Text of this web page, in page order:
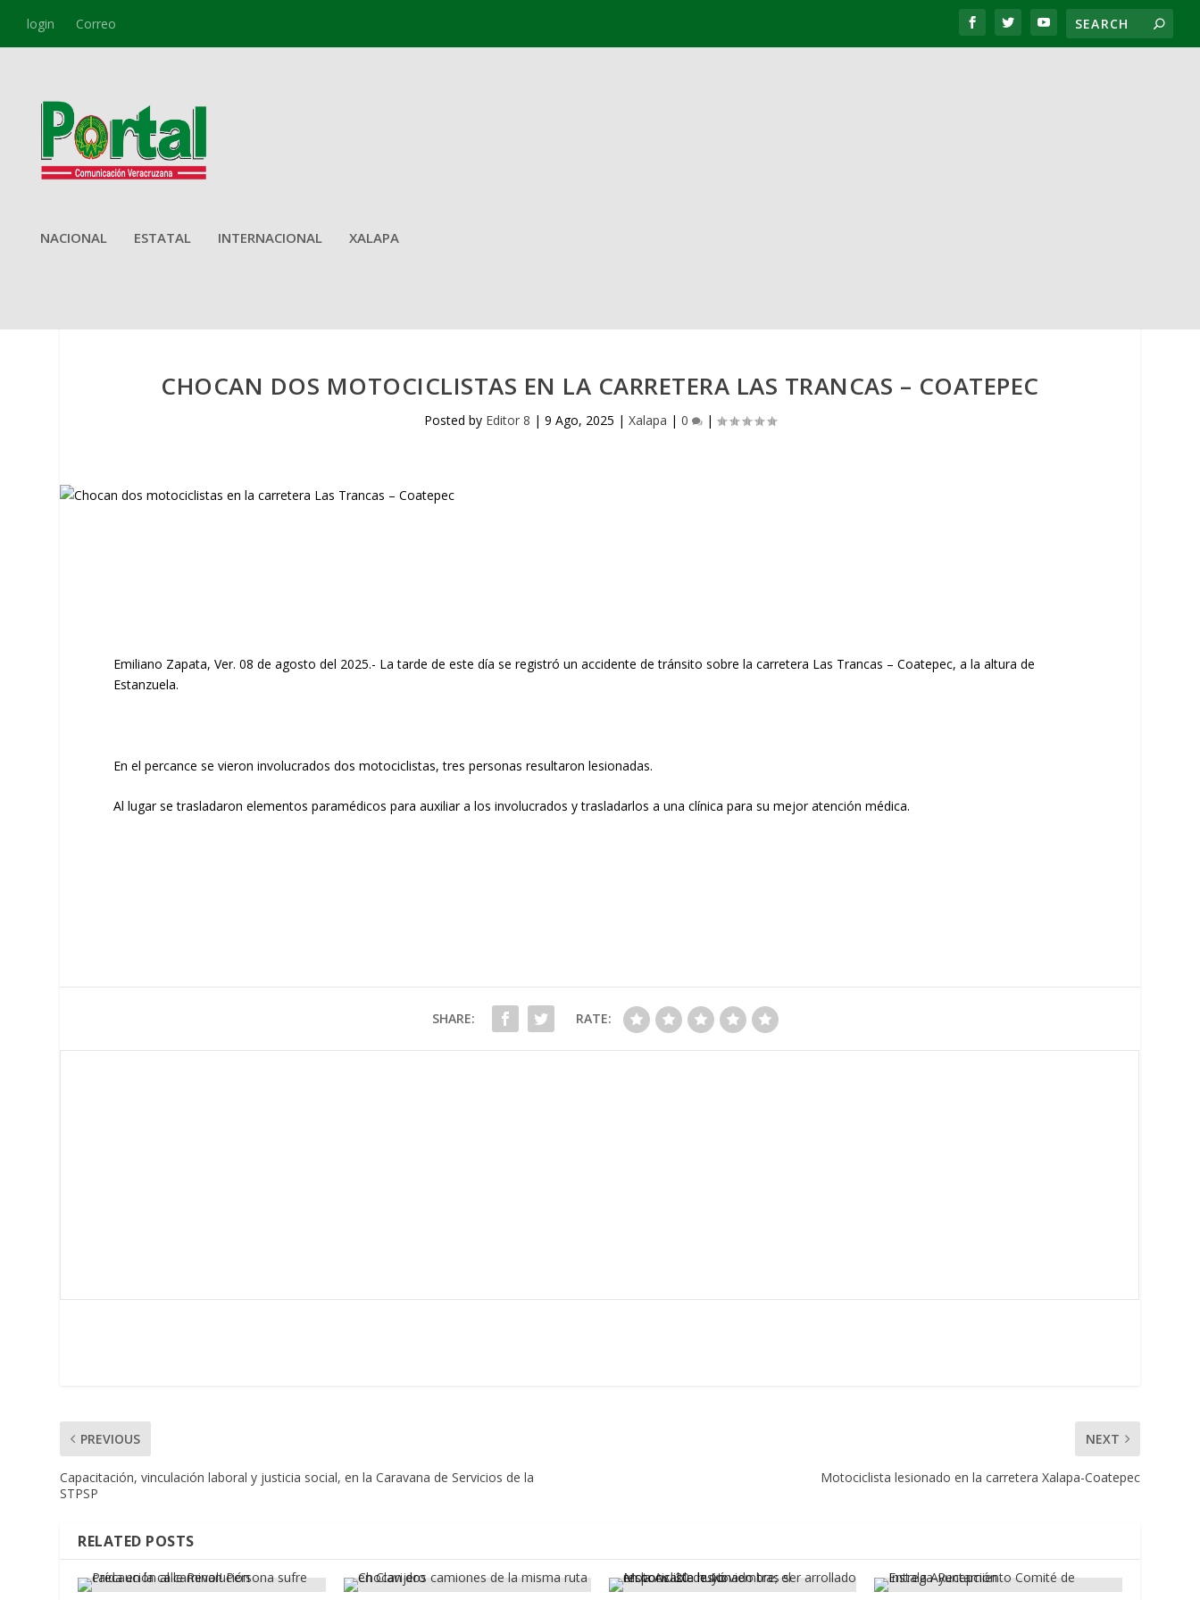
login Correo
NACIONAL ESTATAL INTERNACIONAL XALAPA
CHOCAN DOS MOTOCICLISTAS EN LA CARRETERA LAS TRANCAS – COATEPEC
Posted by Editor 8 | 9 Ago, 2025 | Xalapa | 0 |
Emiliano Zapata, Ver. 08 de agosto del 2025.- La tarde de este día se registró un accidente de tránsito sobre la carretera Las Trancas – Coatepec, a la altura de
Estanzuela.
En el percance se vieron involucrados dos motociclistas, tres personas resultaron lesionadas.
Al lugar se trasladaron elementos paramédicos para auxiliar a los involucrados y trasladarlos a una clínica para su mejor atención médica.
SHARE: RATE:
PREVIOUS
Capacitación, vinculación laboral y justicia social, en la Caravana de Servicios de la
STPSP
NEXT
Motociclista lesionado en la carretera Xalapa-Coatepec
RELATED POSTS